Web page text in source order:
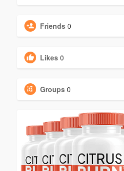
Friends 0
Likes 0
Groups 0